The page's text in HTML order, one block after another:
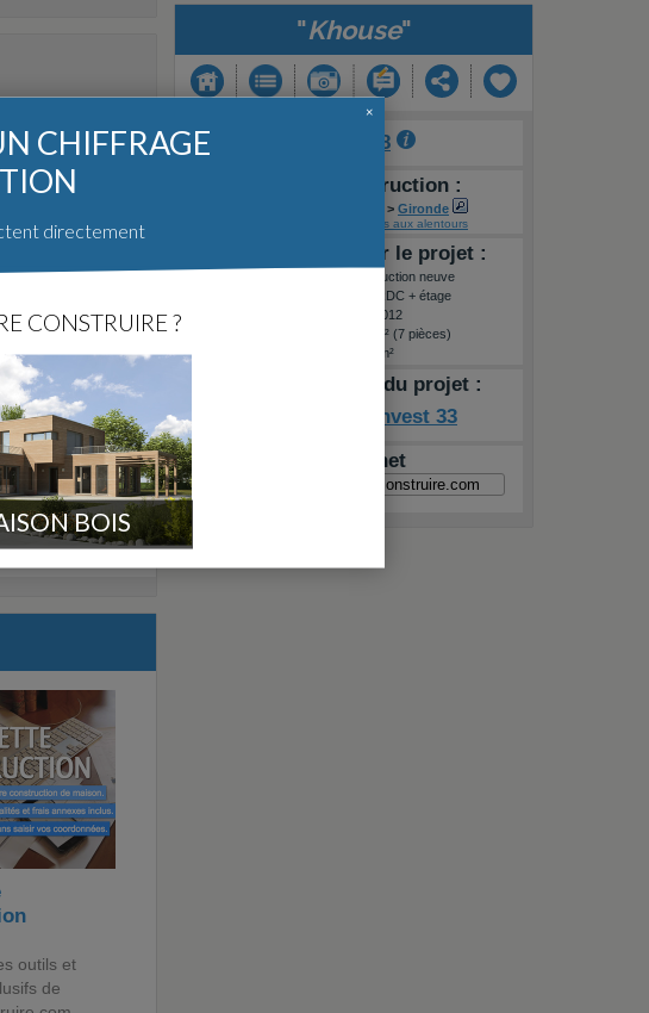
outils et
de
"Khouse"
Genki88
Lieu de la construction :
> Gironde
Projets aux alentours
Informations sur le projet :
Construction neuve
RDC + étage
RT2012
240m² (7 pièces)
1000m²
Maitre d'oeuvre du projet :
Consult Invest 33
Raccourci internet
CHIFFRAGE
directement
CONSTRUIRE ?
BOIS
×